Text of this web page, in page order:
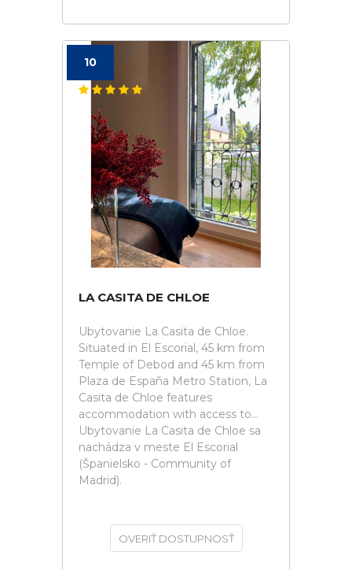
10
LA CASITA DE CHLOE
Ubytovanie La Casita de Chloe.
Situated in El Escorial, 45 km from
Temple of Debod and 45 km from
Plaza de España Metro Station, La
Casita de Chloe features
accommodation with access to...
Ubytovanie La Casita de Chloe sa
nachádza v meste El Escorial
(Španielsko - Community of
Madrid).
OVERIŤ DOSTUPNOSŤ